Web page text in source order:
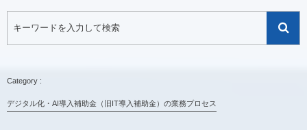
デジタル化・AI導入補助金（旧IT導入補助金）の業務プロセス